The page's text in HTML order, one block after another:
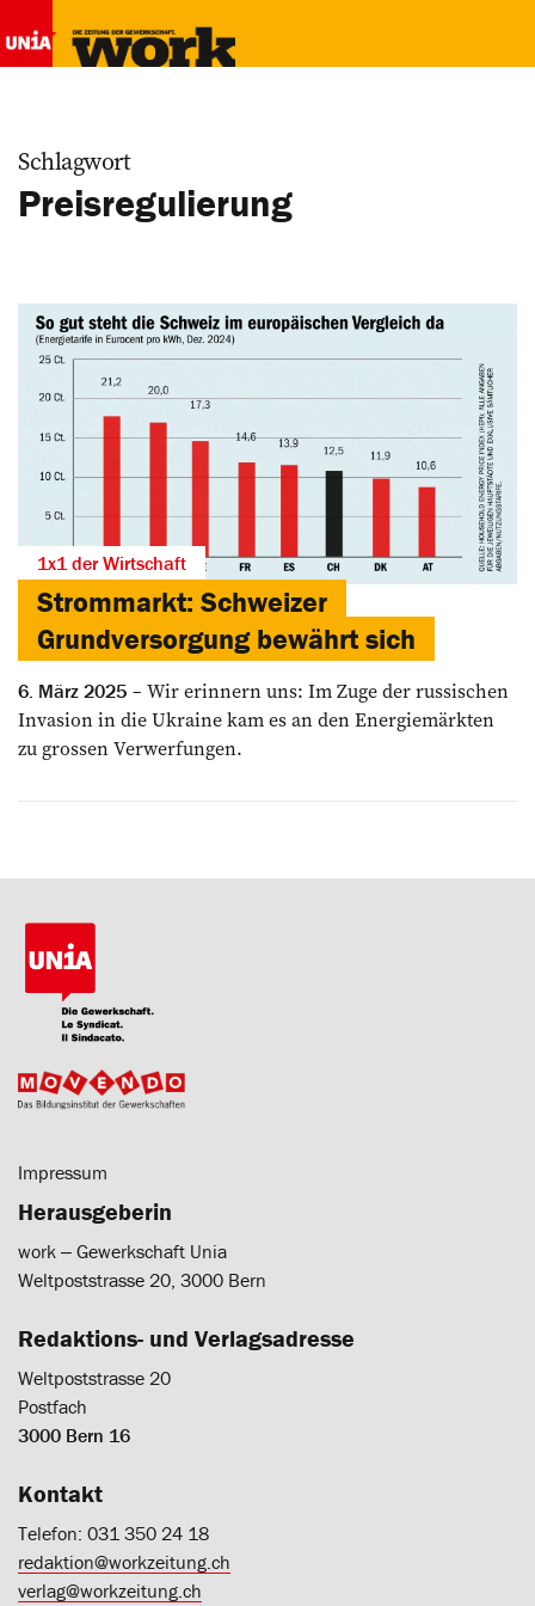
Schlagwort
Preisregulierung
1x1 der Wirtschaft
Strommarkt: Schweizer
Grundversorgung bewährt sich
6. März 2025
Wir erinnern uns: Im Zuge der russischen
Invasion in die Ukraine kam es an den Energiemärkten
zu grossen Verwerfungen.
Impressum
Herausgeberin
work ‒ Gewerkschaft Unia
Weltpoststrasse 20, 3000 Bern
Redaktions- und Verlagsadresse
Weltpoststrasse 20
Postfach
3000 Bern 16
Kontakt
Telefon: 031 350 24 18
redaktion@workzeitung.ch
verlag@workzeitung.ch